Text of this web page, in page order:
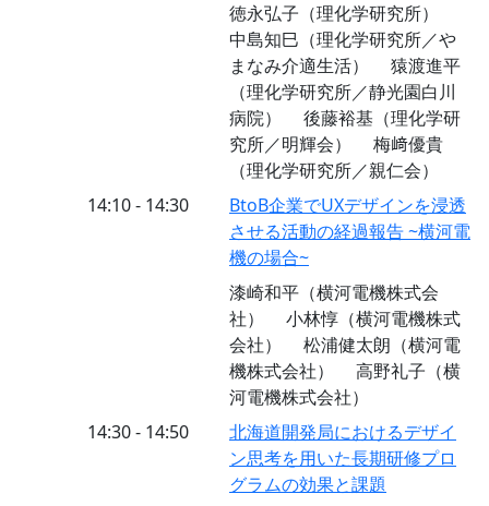
徳永弘子（理化学研究所）
中島知巳（理化学研究所／や
まなみ介適生活） 猿渡進平
（理化学研究所／静光園白川
病院） 後藤裕基（理化学研
究所／明輝会） 梅﨑優貴
（理化学研究所／親仁会）
14:10 - 14:30
BtoB企業でUXデザインを浸透
させる活動の経過報告 ~横河電
機の場合~
漆崎和平（横河電機株式会
社） 小林惇（横河電機株式
会社） 松浦健太朗（横河電
機株式会社） 高野礼子（横
河電機株式会社）
14:30 - 14:50
北海道開発局におけるデザイ
ン思考を用いた長期研修プロ
グラムの効果と課題